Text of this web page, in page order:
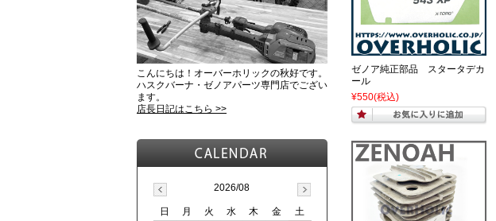
ゼノア純正部品 スタータデカ
ール
¥550(税込)
こんにちは！オーバーホリックの秋好です。
ハスクバーナ・ゼノアパーツ専門店でござい
ます。
店長日記はこちら >>
2026/08
日 月 火 水 木 金
土